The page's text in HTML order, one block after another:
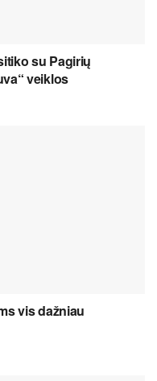
su Pagirių
veiklos
vis dažniau